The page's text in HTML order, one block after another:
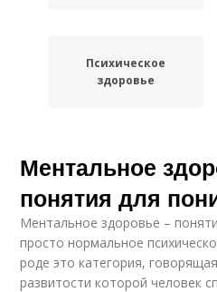
Психическое
здоровье
Психические
здоровья
Здоровья в обществе
Ментальное
понятия для
Ментальное здоровье –
просто нормальное
роде это категория,
развитости которой человек